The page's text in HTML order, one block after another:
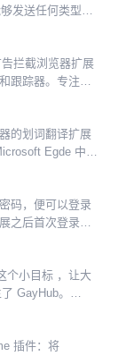
发送任何类型的
拦截浏览器扩展
跟踪器。专注于
AdGuard 不会...
的划词翻译扩展
Egde 中使
码，便可以登录
之后首次登录需
密码，但这个扩
个小目标 ，让大
GayHub。
插件：将